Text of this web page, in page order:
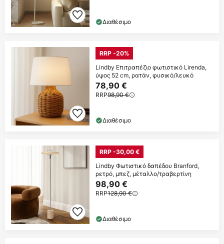
Διαθέσιμο
RRP -20%
Lindby Επιτραπέζιο φωτιστικό Lirenda,
ύψος 52 cm, ρατάν, φυσικό/λευκό
78,90 €
RRP98,90 €
Διαθέσιμο
RRP -30,00 €
Lindby Φωτιστικό δαπέδου Branford,
ρετρό, μπεζ, μέταλλο/τραβερτίνη
98,90 €
RRP128,90 €
Διαθέσιμο